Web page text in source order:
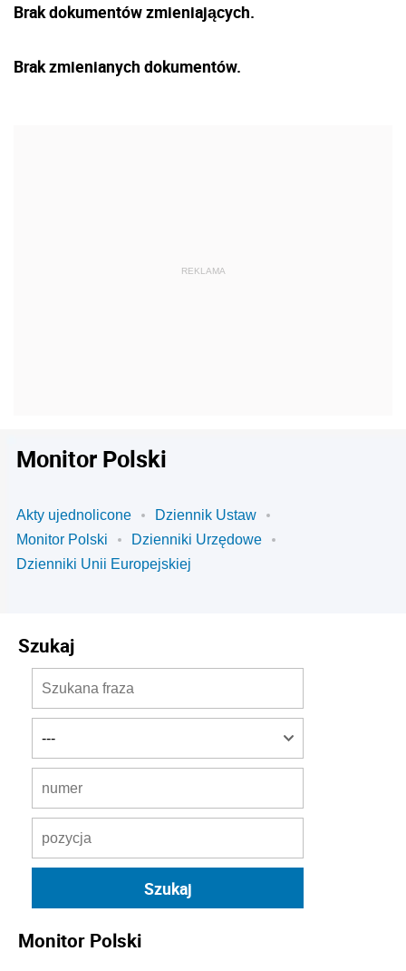
Brak dokumentów zmieniających.
Brak zmienianych dokumentów.
Monitor Polski
Akty ujednolicone
Dziennik Ustaw
Monitor Polski
Dzienniki Urzędowe
Dzienniki Unii Europejskiej
Szukaj
Monitor Polski